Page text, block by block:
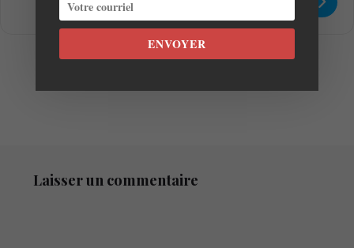
Directions
Laisser un commentaire
ENVOYER